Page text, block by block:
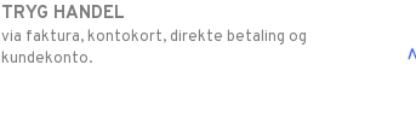
TRYG HANDEL
via faktura, kontokort, direkte betaling og
kundekonto.